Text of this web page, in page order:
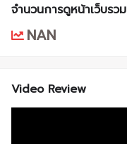
จำนวนการดูหน้าเว็บรวม
NAN
Video Review